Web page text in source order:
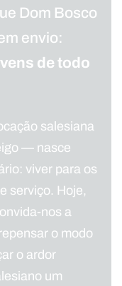
Dom Bosco
envio:
de todo
salesiana
— nasce
viver para os
serviço. Hoje,
nos a
o modo
o ardor
um